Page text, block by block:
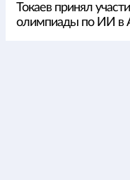
Токаев принял
олимпиады по ИИ в